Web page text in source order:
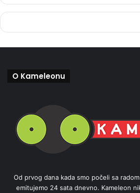
O Kameleonu
Od prvog dana kada smo počeli sa
emitujemo 24 sata dnevno. Kameleon